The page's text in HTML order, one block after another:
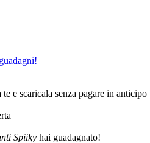
e scaricala senza pagare in anticipo
Spiiky hai guadagnato!